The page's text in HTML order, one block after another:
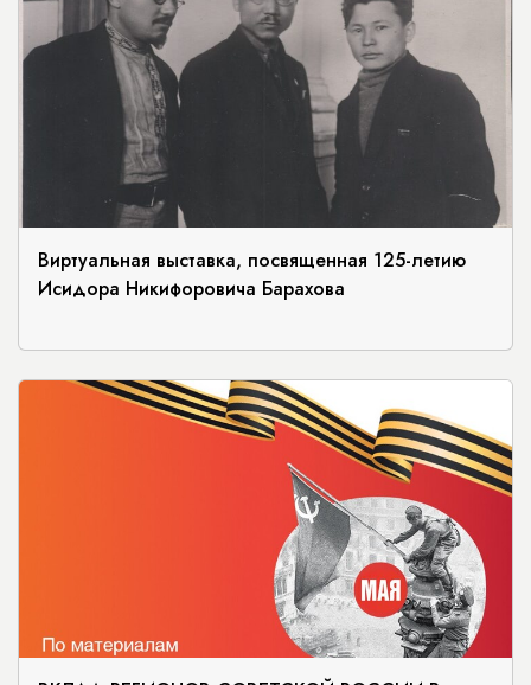
Виртуальная выставка, посвященная 125-летию
Исидора Никифоровича Барахова